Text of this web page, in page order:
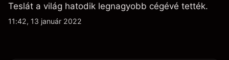
Teslát a világ hatodik legnagyobb cégévé tették.
11:42, 13 január 2022